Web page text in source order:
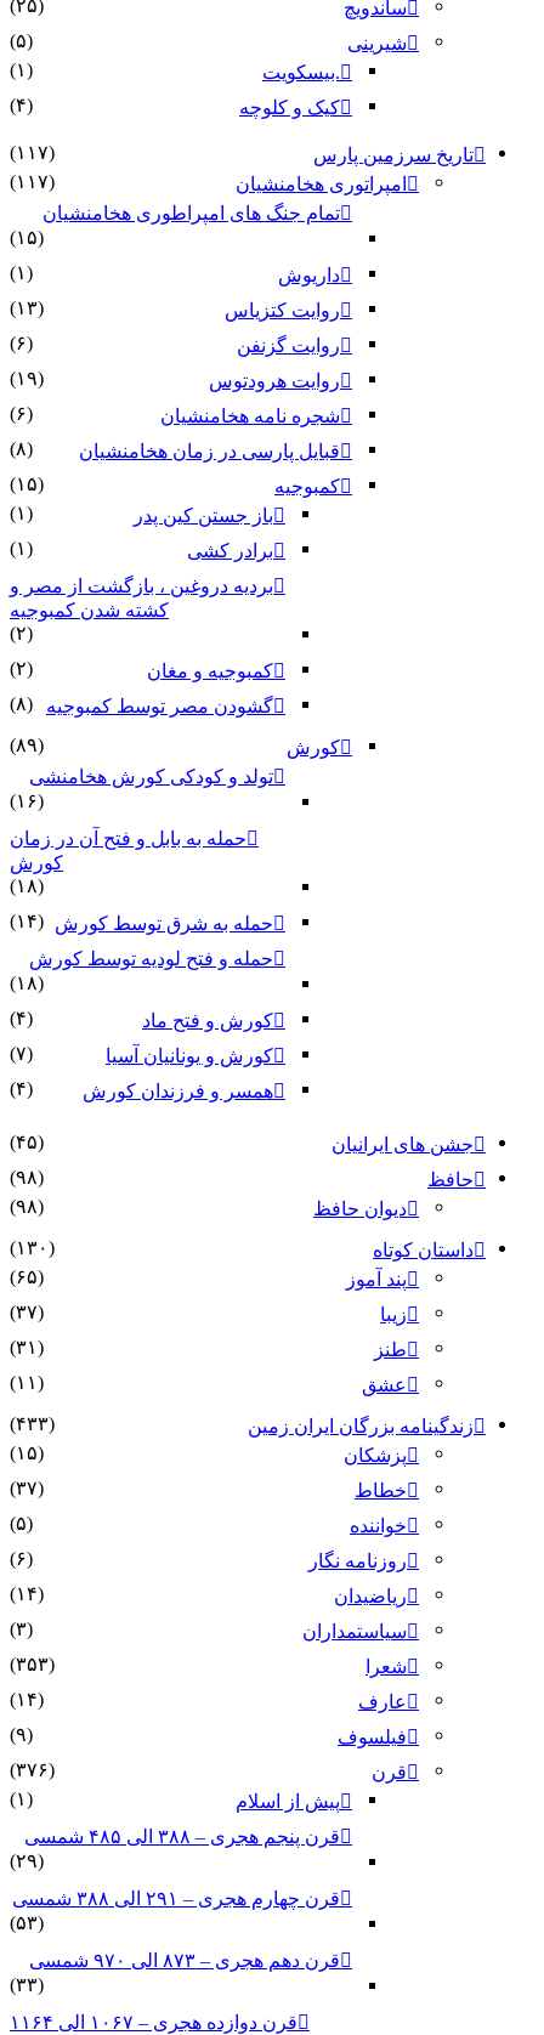
ساندویچ
(۲۵)
شیرینی
(۵)
.بیسکویت
(۱)
کیک و کلوچه
(۴)
تاریخ سرزمین پارس
(۱۱۷)
امپراتوری هخامنشیان
(۱۱۷)
تمام جنگ های امپراطوری هخامنشیان
(۱۵)
داریوش
(۱)
روایت کتزیاس
(۱۳)
روایت گزنفن
(۶)
روایت هرودتوس
(۱۹)
شجره نامه هخامنشیان
(۶)
قبایل پارسی در زمان هخامنشیان
(۸)
کمبوجیه
(۱۵)
باز جستن کین پدر
(۱)
برادر کشی
(۱)
بردیه دروغین ، بازگشت از مصر و
کشته شدن کمبوجیه
(۲)
کمبوجیه و مغان
(۲)
گشودن مصر توسط کمبوجیه
(۸)
کورش
(۸۹)
تولد و کودکی کورش هخامنشی
(۱۶)
حمله به بابل و فتح آن در زمان
کورش
(۱۸)
حمله به شرق توسط کورش (۱۴)
حمله و فتح لودیه توسط کورش
(۱۸)
کورش و فتح ماد
(۴)
کورش و یونانیان آسیا
(۷)
همسر و فرزندان کورش
(۴)
جشن های ایرانیان
(۴۵)
حافظ
(۹۸)
دیوان حافظ
(۹۸)
داستان کوتاه
(۱۳۰)
پند آموز
(۶۵)
زیبا
(۳۷)
طنز
(۳۱)
عشق
(۱۱)
زندگینامه بزرگان ایران زمین
(۴۳۳)
پزشکان
(۱۵)
خطاط
(۳۷)
خواننده
(۵)
روزنامه نگار
(۶)
ریاضیدان
(۱۴)
سیاستمداران
(۳)
شعرا
(۳۵۳)
عارف
(۱۴)
فیلسوف
(۹)
قرن
(۳۷۶)
پیش از اسلام
(۱)
قرن پنجم هجری – ۳۸۸ الی ۴۸۵ شمسی
(۲۹)
قرن چهارم هجری – ۲۹۱ الی ۳۸۸ شمسی
(۵۳)
قرن دهم هجری – ۸۷۳ الی ۹۷۰ شمسی
(۳۳)
قرن دوازده هجری – ۱۰۶۷ الی ۱۱۶۴